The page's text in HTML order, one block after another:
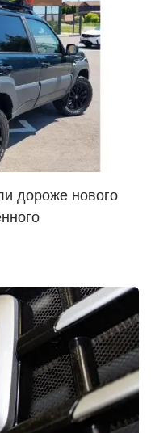
дороже нового